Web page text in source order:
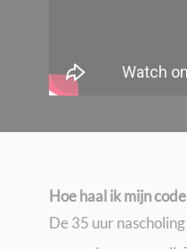
Hoe haal ik mijn
De 35 uur